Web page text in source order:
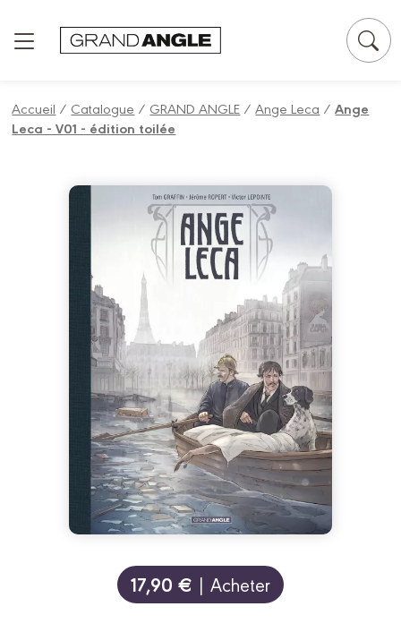
Accueil / Catalogue / GRAND ANGLE /Ange Leca /Ange
Leca - V01 - édition toilée
17,90 € | Acheter